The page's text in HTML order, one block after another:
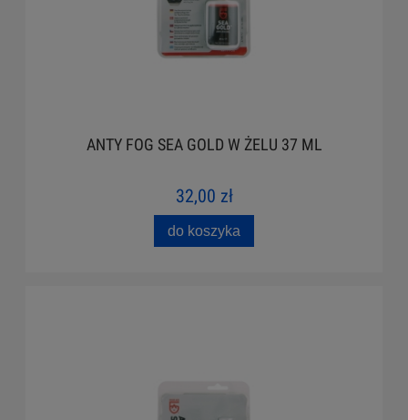
ANTY FOG SEA GOLD W ŻELU 37 ML
32,00 zł
do koszyka